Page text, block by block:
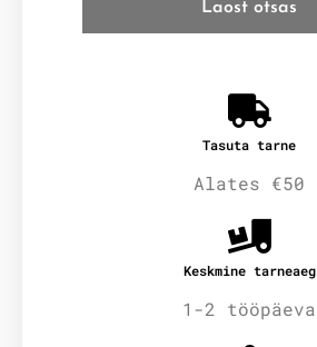
Laost otsas
Tasuta tarne
Alates €50
Keskmine tarneaeg
1-2 tööpäeva